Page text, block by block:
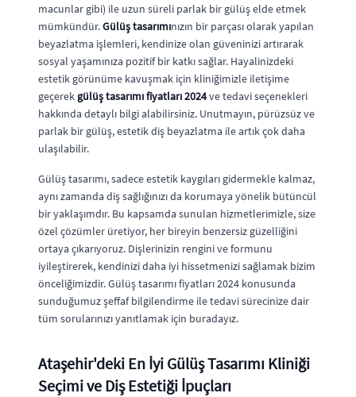
macunlar gibi) ile uzun süreli parlak bir gülüş elde etmek
mümkündür.Gülüş tasarımınızın bir parçası olarak yapılan
beyazlatma işlemleri, kendinize olan güveninizi artırarak
sosyal yaşamınıza pozitif bir katkı sağlar. Hayalinizdeki
estetik görünüme kavuşmak için kliniğimizle iletişime
geçerek gülüş tasarımı fiyatları 2024ve tedavi seçenekleri
hakkında detaylı bilgi alabilirsiniz. Unutmayın, pürüzsüz ve
parlak bir gülüş, estetik diş beyazlatma ile artık çok daha
ulaşılabilir.
Gülüş tasarımı, sadece estetik kaygıları gidermekle kalmaz,
aynı zamanda diş sağlığınızı da korumaya yönelik bütüncül
bir yaklaşımdır. Bu kapsamda sunulan hizmetlerimizle, size
özel çözümler üretiyor, her bireyin benzersiz güzelliğini
ortaya çıkarıyoruz. Dişlerinizin rengini ve formunu
iyileştirerek, kendinizi daha iyi hissetmenizi sağlamak bizim
önceliğimizdir. Gülüş tasarımı fiyatları 2024 konusunda
sunduğumuz şeffaf bilgilendirme ile tedavi sürecinize dair
tüm sorularınızı yanıtlamak için buradayız.
Ataşehir'deki En İyi Gülüş Tasarımı Kliniği
Seçimi ve Diş Estetiği İpuçları